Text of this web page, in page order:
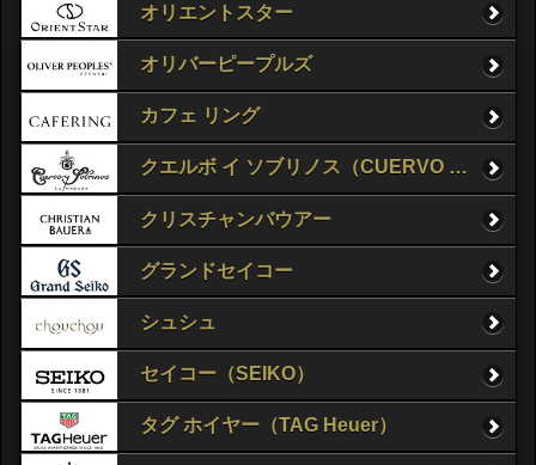
オリエントスター
オリバーピープルズ
カフェ リング
クエルボ イ ソブリノス（CUERVO Y SOBRINOS）
クリスチャンバウアー
グランドセイコー
シュシュ
セイコー（SEIKO）
タグ ホイヤー（TAG Heuer）